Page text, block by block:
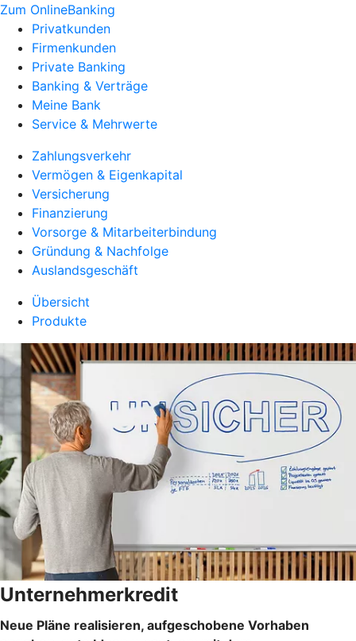
Zum OnlineBanking
Privatkunden
Firmenkunden
Private Banking
Banking & Verträge
Meine Bank
Service & Mehrwerte
Zahlungsverkehr
Vermögen & Eigenkapital
Versicherung
Finanzierung
Vorsorge & Mitarbeiterbindung
Gründung & Nachfolge
Auslandsgeschäft
Übersicht
Produkte
Unternehmerkredit
Neue Pläne realisieren, aufgeschobene Vorhaben